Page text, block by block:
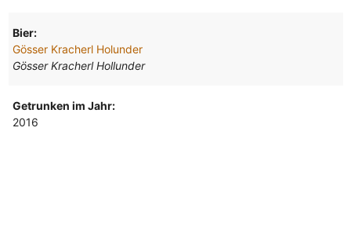
Bier:
Gösser Kracherl Holunder
Gösser Kracherl Hollunder
Getrunken im Jahr:
2016